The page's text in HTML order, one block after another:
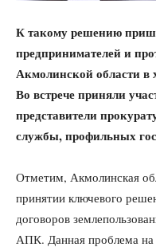
К такому решению
предпринимателей и
Акмолинской области в
Во встрече приняли
представители
службы, профильных
Отметим, Акмолинская
принятии ключевого
договоров
АПК. Данная проблема на